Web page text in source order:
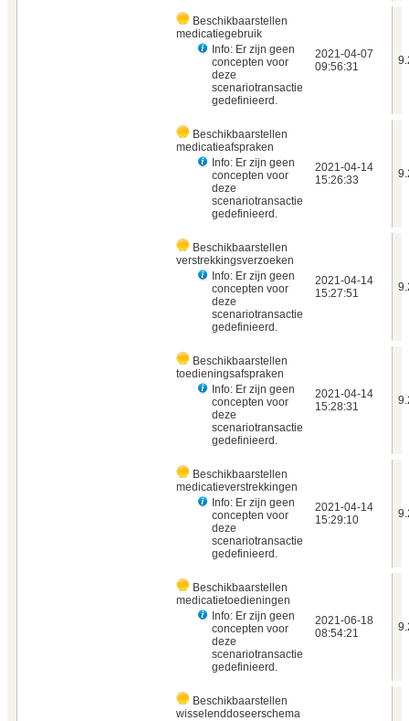
Beschikbaarstellen
medicatiegebruik
Info: Er zijn geen
concepten voor
deze
scenariotransactie
gedefinieerd.
2021‑04‑07
09:56:31
Beschikbaarstellen
medicatieafspraken
Info: Er zijn geen
concepten voor
deze
scenariotransactie
gedefinieerd.
2021‑04‑14
15:26:33
Beschikbaarstellen
verstrekkingsverzoeken
Info: Er zijn geen
concepten voor
deze
scenariotransactie
gedefinieerd.
2021‑04‑14
15:27:51
Beschikbaarstellen
toedieningsafspraken
Info: Er zijn geen
concepten voor
deze
scenariotransactie
gedefinieerd.
2021‑04‑14
15:28:31
Beschikbaarstellen
medicatieverstrekkingen
Info: Er zijn geen
concepten voor
deze
scenariotransactie
gedefinieerd.
2021‑04‑14
15:29:10
Beschikbaarstellen
medicatietoedieningen
Info: Er zijn geen
concepten voor
deze
scenariotransactie
gedefinieerd.
2021‑06‑18
08:54:21
Beschikbaarstellen
wisselenddoseerschema